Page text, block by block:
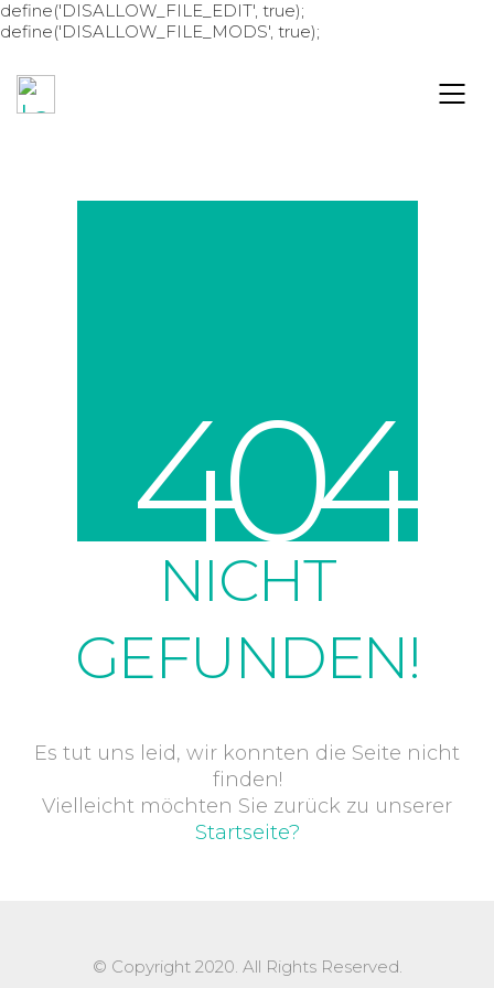
define('DISALLOW_FILE_EDIT', true);
define('DISALLOW_FILE_MODS', true);
404
NICHT
GEFUNDEN!
Es tut uns leid, wir konnten die Seite nicht
finden!
Vielleicht möchten Sie zurück zu unserer
Startseite?
© Copyright 2020. All Rights Reserved.